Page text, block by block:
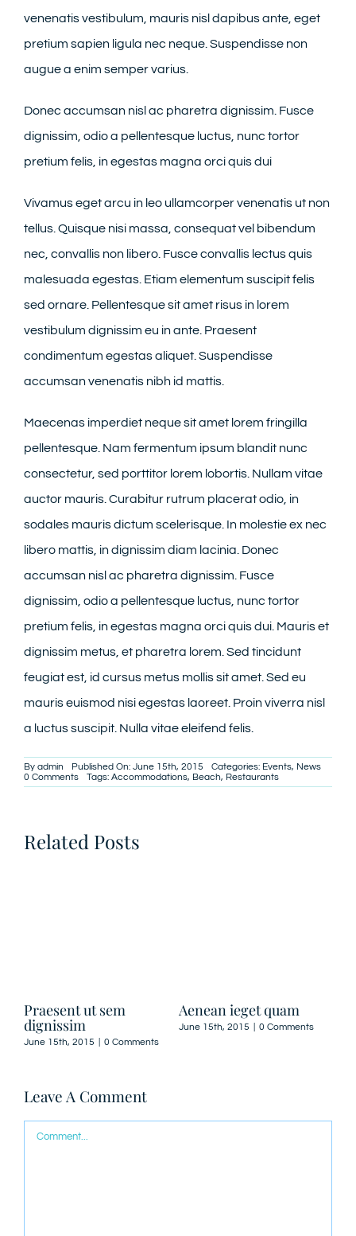
venenatis vestibulum, mauris nisl dapibus ante, eget
pretium sapien ligula nec neque. Suspendisse non
augue a enim semper varius.
Donec accumsan nisl ac pharetra dignissim. Fusce
dignissim, odio a pellentesque luctus, nunc tortor
pretium felis, in egestas magna orci quis dui
Vivamus eget arcu in leo ullamcorper venenatis ut non
tellus. Quisque nisi massa, consequat vel bibendum
nec, convallis non libero. Fusce convallis lectus quis
malesuada egestas. Etiam elementum suscipit felis
sed ornare. Pellentesque sit amet risus in lorem
vestibulum dignissim eu in ante. Praesent
condimentum egestas aliquet. Suspendisse
accumsan venenatis nibh id mattis.
Maecenas imperdiet neque sit amet lorem fringilla
pellentesque. Nam fermentum ipsum blandit nunc
consectetur, sed porttitor lorem lobortis. Nullam vitae
auctor mauris. Curabitur rutrum placerat odio, in
sodales mauris dictum scelerisque. In molestie ex nec
libero mattis, in dignissim diam lacinia. Donec
accumsan nisl ac pharetra dignissim. Fusce
dignissim, odio a pellentesque luctus, nunc tortor
pretium felis, in egestas magna orci quis dui. Mauris et
dignissim metus, et pharetra lorem. Sed tincidunt
feugiat est, id cursus metus mollis sit amet. Sed eu
mauris euismod nisi egestas laoreet. Proin viverra nisl
a luctus suscipit. Nulla vitae eleifend felis.
By admin Published On: June 15th, 2015 Categories: Events, News
0 Commentson
In
Tags: Accommodations, Beach, Restaurants
Related Posts
Aenean ieget quam
June 15th, 2015 | 0 Comments
Curabitur nisi ultricies
June 15th, 2015 | 0 Comments June
Leave A Comment
Comment